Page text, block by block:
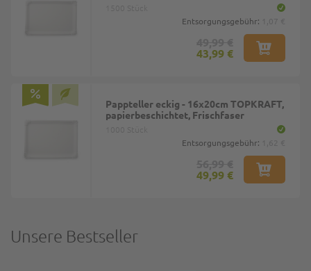
Entsorgungsgebühr:
43,99 €
Pappteller eckig - 16x20cm TOPKRAFT,
papierbeschichtet, Frischfaser
Entsorgungsgebühr:
49,99 €
Unsere Bestseller